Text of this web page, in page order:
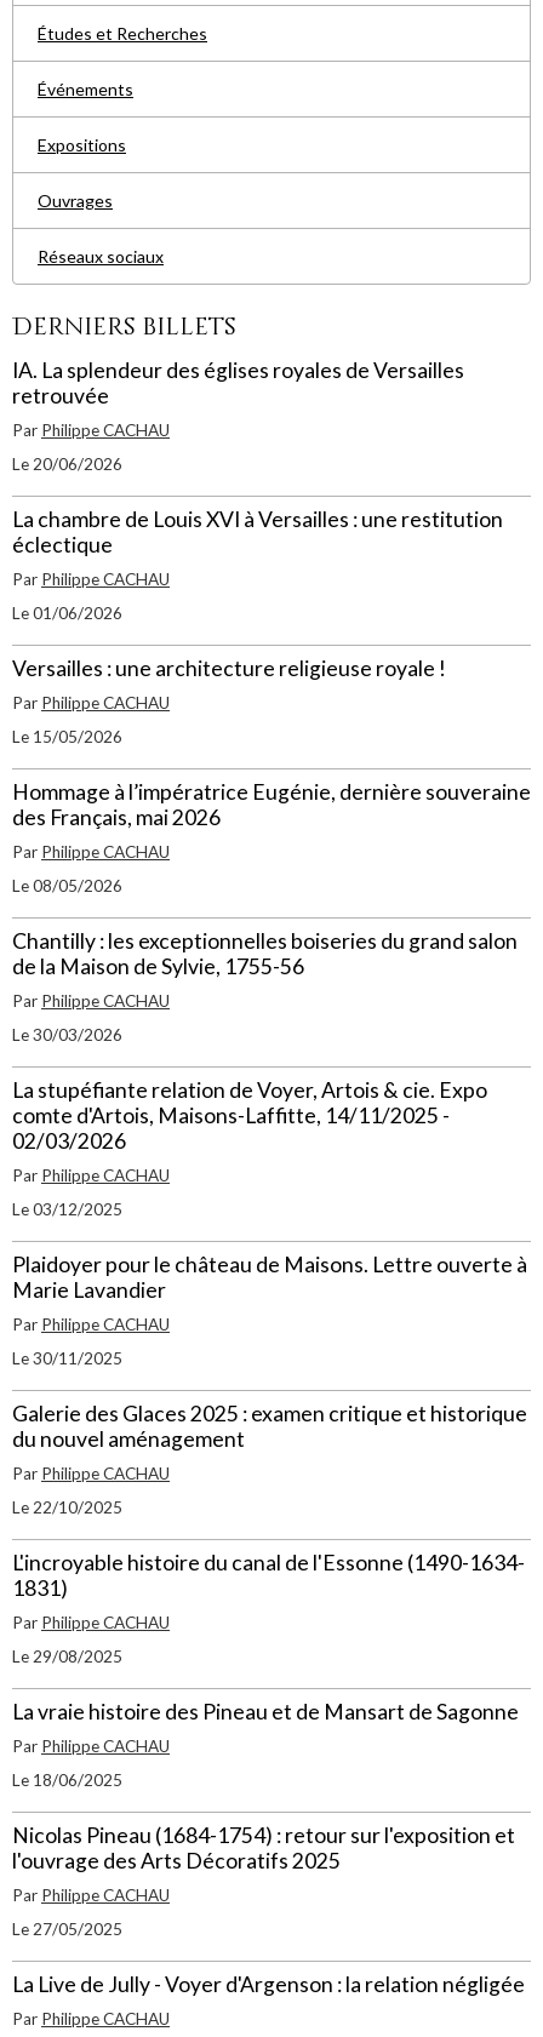
Études et Recherches
Événements
Expositions
Ouvrages
Réseaux sociaux
Derniers billets
IA. La splendeur des églises royales de Versailles
retrouvée
Par Philippe CACHAU
Le 20/06/2026
La chambre de Louis XVI à Versailles : une restitution
éclectique
Par Philippe CACHAU
Le 01/06/2026
Versailles : une architecture religieuse royale !
Par Philippe CACHAU
Le 15/05/2026
Hommage à l’impératrice Eugénie, dernière souveraine
des Français, mai 2026
Par Philippe CACHAU
Le 08/05/2026
Chantilly : les exceptionnelles boiseries du grand salon
de la Maison de Sylvie, 1755-56
Par Philippe CACHAU
Le 30/03/2026
La stupéfiante relation de Voyer, Artois & cie. Expo
comte d'Artois, Maisons-Laffitte, 14/11/2025 -
02/03/2026
Par Philippe CACHAU
Le 03/12/2025
Plaidoyer pour le château de Maisons. Lettre ouverte à
Marie Lavandier
Par Philippe CACHAU
Le 30/11/2025
Galerie des Glaces 2025 : examen critique et historique
du nouvel aménagement
Par Philippe CACHAU
Le 22/10/2025
L'incroyable histoire du canal de l'Essonne (1490-1634-
1831)
Par Philippe CACHAU
Le 29/08/2025
La vraie histoire des Pineau et de Mansart de Sagonne
Par Philippe CACHAU
Le 18/06/2025
Nicolas Pineau (1684-1754) : retour sur l'exposition et
l'ouvrage des Arts Décoratifs 2025
Par Philippe CACHAU
Le 27/05/2025
La Live de Jully - Voyer d'Argenson : la relation négligée
Par Philippe CACHAU